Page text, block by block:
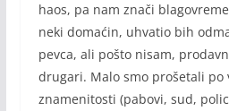
haos, pa nam znači
neki domaćin, uhvatio bih
pevca, ali pošto nisam,
drugari. Malo smo prošetali po
znamenitosti (pabovi, sud,